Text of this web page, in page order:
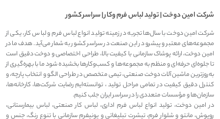
شرکت امين دوخت | توليد لباس فرم وکار | سراسر کشور
شرکت امین دوخت با سال‌ها تجربه در زمینه تولید انواع لباس فرم و لباس کار، یکی از
مجموعه‌های معتبر و پیشرو در این صنعت در سراسر کشور به شمار می‌آید. هدف ما در
امین دوخت، ارائه پوشاک سازمانی با کیفیت بالا، طراحی اختصاصی و دوخت دقیق است
تا جلوه‌ای حرفه‌ای و منظم به مجموعه‌ها و کسب‌وکارها بخشیده شود ما با بهره‌گیری از
به‌روزترین ماشین‌آلات دوخت صنعتی، تیمی متخصص در طراحی الگو و انتخاب پارچه، و
کنترل دقیق کیفیت در تمامی مراحل تولید ، توانسته‌ایم رضایت شرکت‌ها، کارخانه‌ها،
سازمان‌ها و مؤسسات متعددی را در سراسر ایران جلب کنیم.
در امین دوخت، تولید انواع لباس فرم اداری، لباس کار صنعتی، لباس بیمارستانی،
روپوش، مانتو و شلوار فرم، تیشرت تبلیغاتی و یونیفرم سازمانی با تنوع رنگ، جنس و